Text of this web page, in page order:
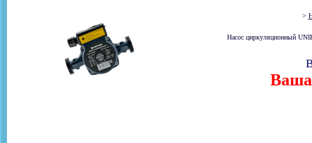
>
Насос циркуляционный
Ваша